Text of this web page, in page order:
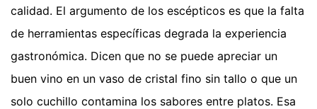
calidad. El argumento de los escépticos es que la falta
de herramientas específicas degrada la experiencia
gastronómica. Dicen que no se puede apreciar un
buen vino en un vaso de cristal fino sin tallo o que un
solo cuchillo contamina los sabores entre platos. Esa